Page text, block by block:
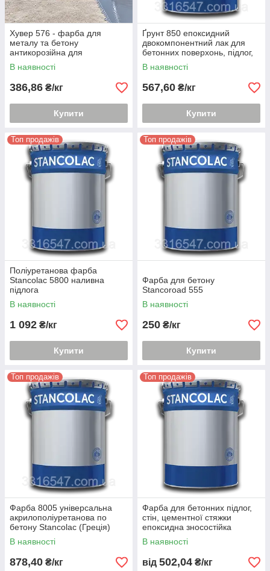
Хувер 576 - фарба для
металу та бетону
антикорозійна для
агресивного середовища
В наявності
386,86 ₴/кг
Купити
Ґрунт 850 епоксидний
двокомпонентний лак для
бетонних поверхонь, підлог,
басейнів
В наявності
567,60 ₴/кг
Купити
Топ продажів
Поліуретанова фарба
Stancolac 5800 наливна
підлога
В наявності
1 092 ₴/кг
Купити
Топ продажів
Фарба для бетону
Stancoroad 555
В наявності
250 ₴/кг
Купити
Топ продажів
Фарба 8005 універсальна
акрилополіуретанова по
бетону Stancolac (Греція)
В наявності
878,40 ₴/кг
Топ продажів
Фарба для бетонних підлог,
стін, цементної стяжки
епоксидна зносостійка
Станколак 914
В наявності
від 502,04 ₴/кг